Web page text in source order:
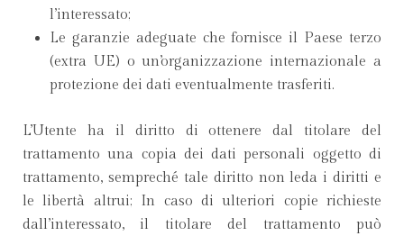
l’interessato;
Le garanzie adeguate che fornisce il Paese terzo
(extra UE) o un’organizzazione internazionale a
protezione dei dati eventualmente trasferiti.
L’Utente ha il diritto di ottenere dal titolare del
trattamento una copia dei dati personali oggetto di
trattamento, sempreché tale diritto non leda i diritti e
le libertà altrui; In caso di ulteriori copie richieste
dall’interessato, il titolare del trattamento può